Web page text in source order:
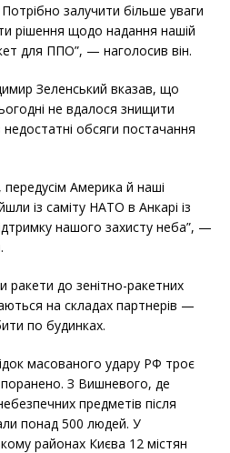
залучити більше уваги
рішення щодо надання нашій
для ППО”, — наголосив він.
Зеленський вказав, що
не вдалося знищити
недостатні обсяги постачання
Америка й наші
із саміту НАТО в Анкарі із
нашого захисту неба”, —
до зенітно-ракетних
на складах партнерів —
по будинках.
масованого удару РФ троє
З Вишневого, де
предметів після
понад 500 людей. У
районах Києва 12 містян